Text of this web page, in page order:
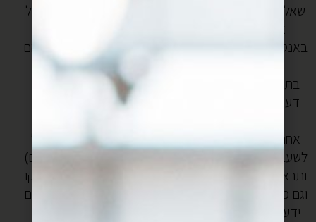
שאלתי אותו איזו גבינה הם שמים בכנאפה, והוא אמר “בכל
אזור משתמשים בגבינה המקומית שלהם, לדוגמא
באנטקיה הם מכניסים לכנאפה גבינה אנטקית, באורפה הם
בתכלס, זה גם מה שרפרם אמר לי, אבל זה לא הניח את
דעתי כשהייתי נחושה בדרכי לתרגם את הקינוח המופלא
אחרי מורט ורפרם עברתי למהמט, שהוא שף באיסטנבול
(לשעבר במסעדה החשובה צ’יה ואם זה לא אומר לכם כלום
לכו תדליקו chef’s table ותראו את הפרק על צ’יה ואז את
כל הפרקים האחרים), וגם מלמד בישול באוניברסיטה, יש לו
ידע עצום במטבח המקומי, אז שאלתי אותו, והוא אמר לי